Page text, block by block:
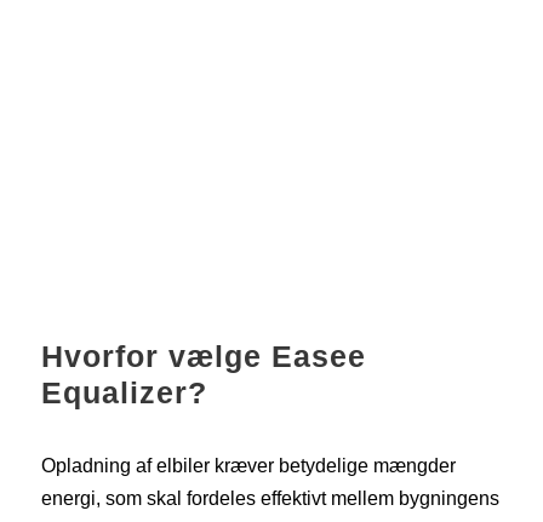
Hvorfor vælge Easee
Equalizer?
Opladning af elbiler kræver betydelige mængder
energi, som skal fordeles effektivt mellem bygningens